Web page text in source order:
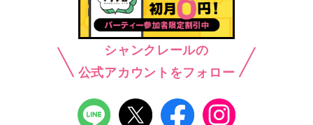
シャンクレールの
公式アカウントをフォロー